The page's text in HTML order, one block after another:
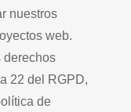
nuestros
web.
derechos
22 del RGPD,
de